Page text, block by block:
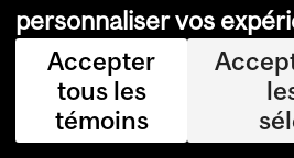
Canada
Nous
Plan d’accès|
Aide à
personnaliser vos
Accepter
tous les
témoins